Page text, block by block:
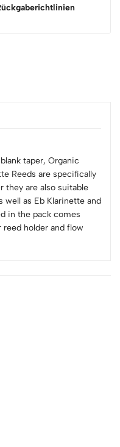
taper, Organic
Reeds are specifically
they are also suitable
well as Eb Klarinette and
in the pack comes
holder and flow